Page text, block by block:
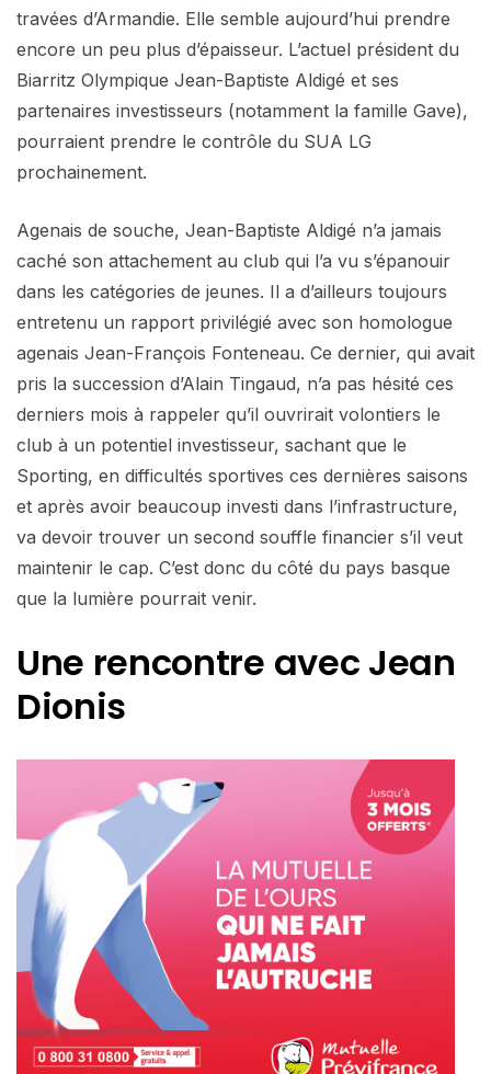
travées d’Armandie. Elle semble aujourd’hui prendre
encore un peu plus d’épaisseur. L’actuel président du
Biarritz Olympique Jean-Baptiste Aldigé et ses
partenaires investisseurs (notamment la famille Gave),
pourraient prendre le contrôle du SUA LG
prochainement.
Agenais de souche, Jean-Baptiste Aldigé n’a jamais
caché son attachement au club qui l’a vu s’épanouir
dans les catégories de jeunes. Il a d’ailleurs toujours
entretenu un rapport privilégié avec son homologue
agenais Jean-François Fonteneau. Ce dernier, qui avait
pris la succession d’Alain Tingaud, n’a pas hésité ces
derniers mois à rappeler qu’il ouvrirait volontiers le
club à un potentiel investisseur, sachant que le
Sporting, en difficultés sportives ces dernières saisons
et après avoir beaucoup investi dans l’infrastructure,
va devoir trouver un second souffle financier s’il veut
maintenir le cap. C’est donc du côté du pays basque
que la lumière pourrait venir.
Une rencontre avec Jean
Dionis